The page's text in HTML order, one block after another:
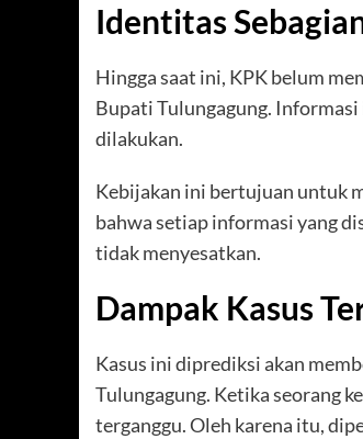
Identitas
Hingga saat ini, KPK belum
Bupati Tulungagung. Informasi
dilakukan.
Kebijakan ini bertujuan untuk
bahwa setiap informasi yang
tidak menyesatkan.
Dampak Kasus
Kasus ini diprediksi akan
Tulungagung. Ketika seorang
terganggu. Oleh karena itu,